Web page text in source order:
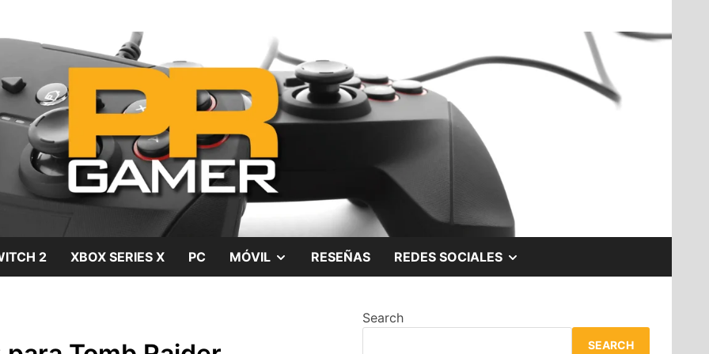
2 XBOX SERIES X PC MÓVIL SHOWRESEÑAS REDES SOCIALES
Search
SEARCH